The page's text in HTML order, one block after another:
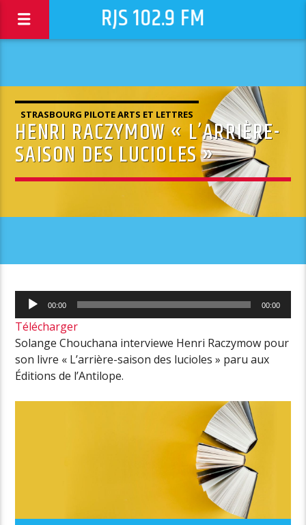
RJS 102.9 FM
STRASBOURG PILOTE ARTS ET LETTRES
HENRI RACZYMOW « L’ARRIÈRE-
SAISON DES LUCIOLES »
Lecteur
audio
00:00 00:00
Télécharger
Solange Chouchana interviewe Henri Raczymow pour
son livre « L’arrière-saison des lucioles » paru aux
Éditions de l’Antilope.